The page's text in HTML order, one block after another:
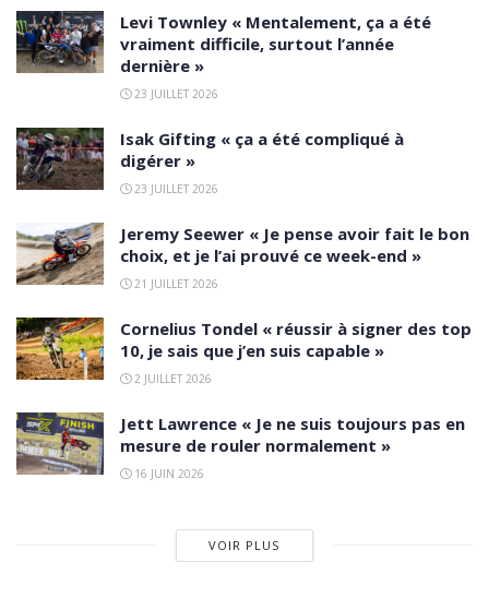
Levi Townley « Mentalement, ça a été
vraiment difficile, surtout l’année
dernière »
23 JUILLET 2026
Isak Gifting « ça a été compliqué à
digérer »
23 JUILLET 2026
Jeremy Seewer « Je pense avoir fait le bon
choix, et je l’ai prouvé ce week-end »
21 JUILLET 2026
Cornelius Tondel « réussir à signer des top
10, je sais que j’en suis capable »
2 JUILLET 2026
Jett Lawrence « Je ne suis toujours pas en
mesure de rouler normalement »
16 JUIN 2026
VOIR PLUS